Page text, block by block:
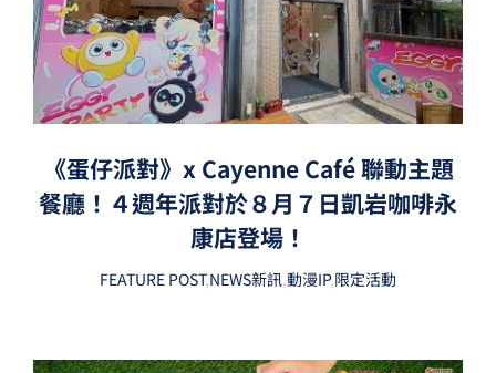
《蛋仔派對》x Cayenne Café 聯動主題
餐廳！４週年派對於８月７日凱岩咖啡永
康店登場！
FEATURE POST,NEWS新訊,動漫IP,限定活動